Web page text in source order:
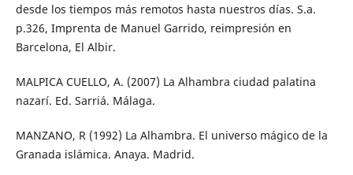
desde los tiempos más remotos hasta nuestros días. S.a.
p.326, Imprenta de Manuel Garrido, reimpresión en
Barcelona, El Albir.
MALPICA CUELLO, A. (2007) La Alhambra ciudad palatina
nazarí. Ed. Sarriá. Málaga.
MANZANO, R (1992) La Alhambra. El universo mágico de la
Granada islámica. Anaya. Madrid.